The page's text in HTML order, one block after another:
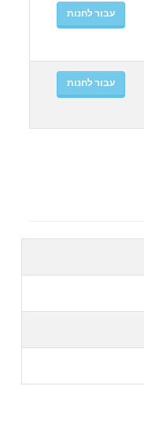
עבור לחנות
עבור לחנות